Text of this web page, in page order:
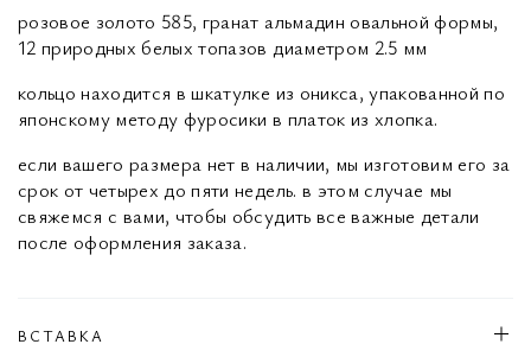
розовое золото 585, гранат альмадин овальной формы,
12 природных белых топазов диаметром 2.5 мм
кольцо находится в шкатулке из оникса, упакованной по
японскому методу фуросики в платок из хлопка.
если вашего размера нет в наличии, мы изготовим его за
срок от четырех до пяти недель. в этом случае мы
свяжемся с вами, чтобы обсудить все важные детали
после оформления заказа.
ВСТАВКА